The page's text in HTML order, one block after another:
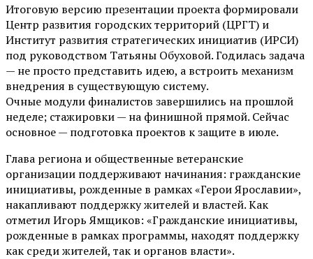
Итоговую версию презентации проекта формировали
Центр развития городских территорий (ЦРГТ) и
Институт развития стратегических инициатив (ИРСИ)
под руководством Татьяны Обуховой. Годилась задача
— не просто представить идею, а встроить механизм
внедрения в существующую систему.
Очные модули финалистов завершились на прошлой
неделе; стажировки — на финишной прямой. Сейчас
основное — подготовка проектов к защите в июле.
Глава региона и общественные ветеранские
организации поддерживают начинания: гражданские
инициативы, рожденные в рамках «Герои Ярославии»,
накапливают поддержку жителей и властей. Как
отметил Игорь Ямщиков: «Гражданские инициативы,
рожденные в рамках программы, находят поддержку
как среди жителей, так и органов власти».